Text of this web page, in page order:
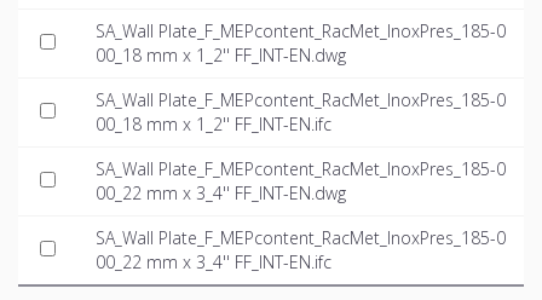
SA_Wall Plate_F_MEPcontent_RacMet_InoxPres_185-0
00_18 mm x 1_2'' FF_INT-EN.dwg
SA_Wall Plate_F_MEPcontent_RacMet_InoxPres_185-0
00_18 mm x 1_2'' FF_INT-EN.ifc
SA_Wall Plate_F_MEPcontent_RacMet_InoxPres_185-0
00_22 mm x 3_4'' FF_INT-EN.dwg
SA_Wall Plate_F_MEPcontent_RacMet_InoxPres_185-0
00_22 mm x 3_4'' FF_INT-EN.ifc